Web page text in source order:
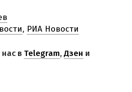
, РИА Новости
в Telegram,Дзен и